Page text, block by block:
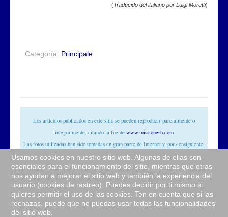
(Traducido del italiano por Luigi Moretti)
Categoría: Principale
Los artículos publicados en este sitio se pueden reproducir parcialmente o
integralmente, citando la fuente www.missionerh.com
Las fotos utilizadas han sido tomadas en gran parte de Internet y, por consiguiente,
consideradas de dominio público. Si los sujetos o los autores hubieran algo en contra
de la publicación, solo tendrían que señalarlo a la redacción (info@missionerh.it)
que dispondrá rápidamente la eliminación de las imágenes utilizadas.
© Sitio web de la ComunidadRedemptor hominis
Usamos cookies en nuestro sitio web. Algunas de ellas son
esenciales para el funcionamiento del sitio, mientras que otras
nos ayudan a mejorar el sitio web y también la experiencia del
usuario (cookies de rastreo). Puedes decidir por ti mismo si
quieres permitir el uso de las cookies. Ten en cuenta que si las
rechazas, puede que no puedas usar todas las funcionalidades
del sitio web.